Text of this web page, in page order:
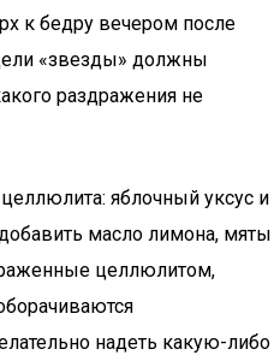
к бедру вечером после
«звезды» должны
раздражения не
яблочный уксус и
масло лимона, мяты
целлюлитом,
надеть какую-либо